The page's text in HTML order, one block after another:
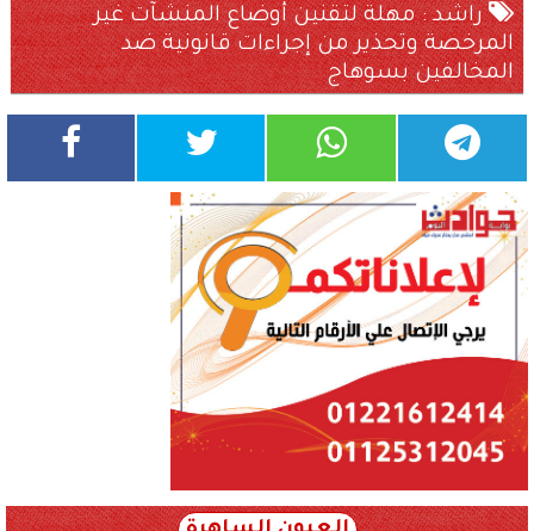
راشد : مهلة لتقنين أوضاع المنشآت غير
المرخصة وتحذير من إجراءات قانونية ضد
المخالفين بسوهاج